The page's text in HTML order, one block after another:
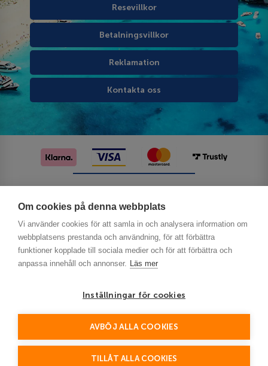
Om cookies på denna webbplats
Vi använder cookies för att samla in och analysera information om
webbplatsens prestanda och användning, för att förbättra
funktioner kopplade till sociala medier och för att förbättra och
anpassa innehåll och annonser. Läs mer
Inställningar för cookies
AVBÖJ ALLA COOKIES
TILLÅT ALLA COOKIES
Resevillkor
Betalningsvillkor
Reklamation
Kontakta oss
This site is protected by reCAPTCHA and the Google
Policy and Terms of Service apply.